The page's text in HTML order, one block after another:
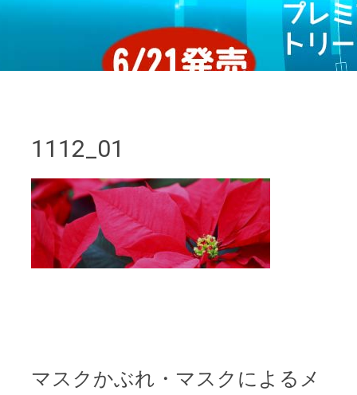
1112_01
マスクかぶれ・マスクによるメ